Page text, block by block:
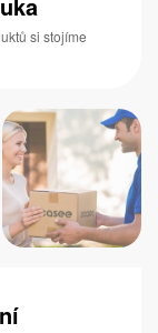
si stojíme